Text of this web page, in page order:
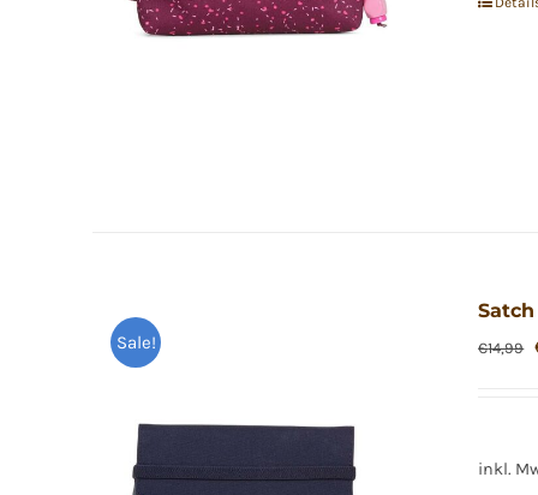
Sale! €14,99
inkl.